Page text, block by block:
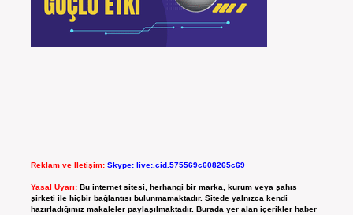
Reklam ve İletişim: Skype: live:.cid.575569c608265c69
Yasal Uyarı: Bu internet sitesi, herhangi bir marka, kurum veya şahıs
şirketi ile hiçbir bağlantısı bulunmamaktadır. Sitede yalnızca kendi
hazırladığımız makaleler paylaşılmaktadır. Burada yer alan içerikler haber